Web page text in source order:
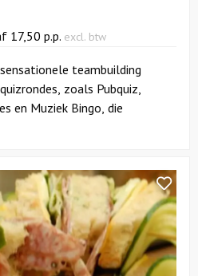
17,50 p.p. excl. btw
teambuilding
zoals Pubquiz,
en Muziek Bingo, die